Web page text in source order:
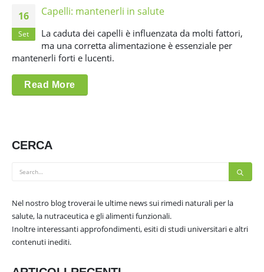
16
Set
Capelli: mantenerli in salute
La caduta dei capelli è influenzata da molti fattori,
ma una corretta alimentazione è essenziale per
mantenerli forti e lucenti.
Read More
CERCA
Nel nostro blog troverai le ultime news sui rimedi naturali per la
salute, la nutraceutica e gli alimenti funzionali.
Inoltre interessanti approfondimenti, esiti di studi universitari e altri
contenuti inediti.